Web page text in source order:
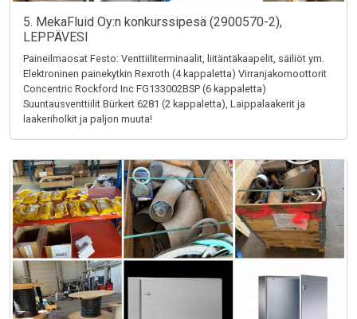
5. MekaFluid Oy:n konkurssipesä (2900570-2),
LEPPÄVESI
Paineilmaosat Festo: Venttiiliterminaalit, liitäntäkaapelit, säiliöt ym.
Elektroninen painekytkin Rexroth (4 kappaletta) Virranjakomoottorit
Concentric Rockford Inc FG133002BSP (6 kappaletta)
Suuntausventtiilit Bürkert 6281 (2 kappaletta), Laippalaakerit ja
laakeriholkit ja paljon muuta!